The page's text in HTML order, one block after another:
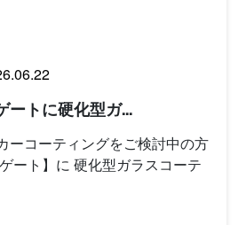
ートに硬化型ガ...
ーコーティングをご検討中の方
ート】に 硬化型ガラスコーテ